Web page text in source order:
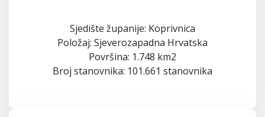
Sjedište županije: Koprivnica
Položaj: Sjeverozapadna Hrvatska
Površina: 1.748 km2
Broj stanovnika: 101.661 stanovnika